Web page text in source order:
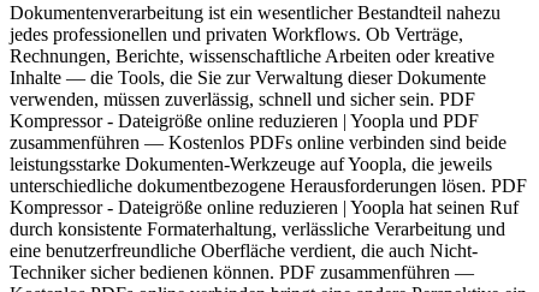
Dokumentenverarbeitung ist ein wesentlicher Bestandteil nahezu
jedes professionellen und privaten Workflows. Ob Verträge,
Rechnungen, Berichte, wissenschaftliche Arbeiten oder kreative
Inhalte — die Tools, die Sie zur Verwaltung dieser Dokumente
verwenden, müssen zuverlässig, schnell und sicher sein. PDF
Kompressor - Dateigröße online reduzieren | Yoopla und PDF
zusammenführen — Kostenlos PDFs online verbinden sind beide
leistungsstarke Dokumenten-Werkzeuge auf Yoopla, die jeweils
unterschiedliche dokumentbezogene Herausforderungen lösen. PDF
Kompressor - Dateigröße online reduzieren | Yoopla hat seinen Ruf
durch konsistente Formaterhaltung, verlässliche Verarbeitung und
eine benutzerfreundliche Oberfläche verdient, die auch Nicht-
Techniker sicher bedienen können. PDF zusammenführen —